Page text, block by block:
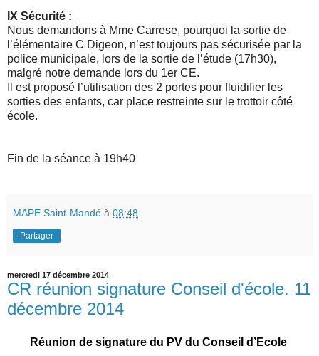
IX Sécurité :
Nous demandons à Mme Carrese, pourquoi la sortie de
l’élémentaire C Digeon, n’est toujours pas sécurisée par la
police municipale, lors de la sortie de l’étude (17h30),
malgré notre demande lors du 1er CE.
Il est proposé l’utilisation des 2 portes pour fluidifier les
sorties des enfants, car place restreinte sur le trottoir côté
école.
Fin de la séance à 19h40
MAPE Saint-Mandé à 08:48
Partager
mercredi 17 décembre 2014
CR réunion signature Conseil d'école. 11
décembre 2014
Réunion de signature du PV du Conseil d’Ecole